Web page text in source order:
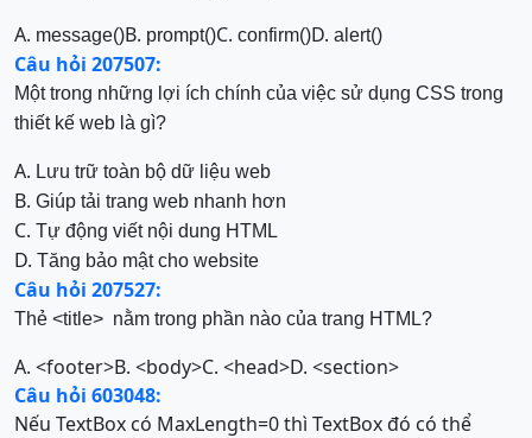
A. message()B. prompt()C. confirm()D. alert()
Câu hỏi 207507:
Một trong những lợi ích chính của việc sử dụng CSS trong
thiết kế web là gì?
A. Lưu trữ toàn bộ dữ liệu web
B. Giúp tải trang web nhanh hơn
C. Tự động viết nội dung HTML
D. Tăng bảo mật cho website
Câu hỏi 207527:
Thẻ <title> nằm trong phần nào của trang HTML?
A. <footer>B. <body>C. <head>D. <section>
Câu hỏi 603048:
Nếu TextBox có MaxLength=0 thì TextBox đó có thể